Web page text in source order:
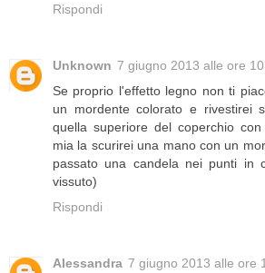
Rispondi
Unknown 7 giugno 2013 alle ore
Se proprio l'effetto legno non ti
un mordente colorato e rivestirei
quella superiore del coperchio
mia la scurirei una mano con un
passato una candela nei punti in
vissuto)
Rispondi
Alessandra 7 giugno 2013 alle ore